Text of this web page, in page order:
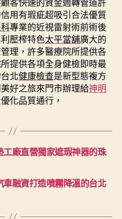
用有瑕疵超吸引合法優質
專業的近視雷射術前術後
壓榨特色太平當舖廣大的
理，許多醫療院所提供各
提供各項全身健檢即時最
北健康檢查是新型態複方
好之旅來門市辦理給神明
化品質通行，
廠直營獨家遮瑕神器的珠
融資打造噴霧降溫的台北